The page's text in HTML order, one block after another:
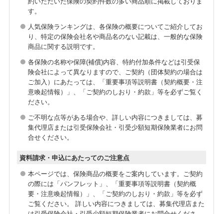
す。
人気保険ランキングは、各保険の概要についてご紹介してお
り、特定の保険会社名や商品名のない記載は、一般的な保険
商品に関する説明です。
各保険の名称や保障(補償)内容、特約付加条件などは引受保
険会社によって異なりますので、ご契約（団体契約の場合は
ご加入）にあたっては、「重要事項等説明書（契約概要・注
意喚起情報）」、「ご契約のしおり・約款」等を必ずご覧く
ださい。
ご不明な点等がある場合や、詳しい内容につきましては、募
集代理店または引受保険会社・引受少額短期保険業者にお問
合せください。
資料請求・申込にあたってのご注意点
本ページでは、保険商品の概要をご案内しています。ご契約
の際には「パンフレット」、「重要事項等説明書（契約概
要・注意喚起情報）」、「ご契約のしおり・約款」等を必ず
ご覧ください。 詳しい内容につきましては、募集代理店また